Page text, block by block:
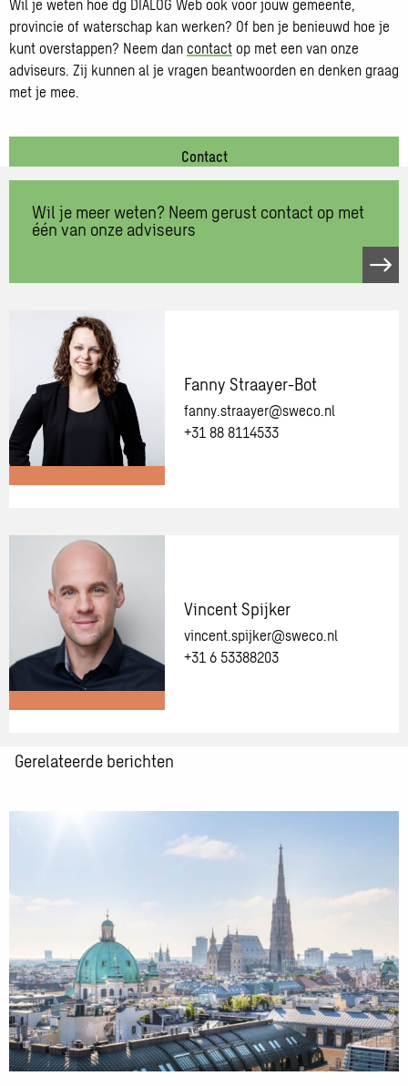
Wil je weten hoe dg DIALOG Web ook voor jouw gemeente,
provincie of waterschap kan werken? Of ben je benieuwd hoe je
kunt overstappen? Neem dan contact op met een van onze
adviseurs. Zij kunnen al je vragen beantwoorden en denken graag
met je mee.
Contact
Wil je meer weten? Neem gerust contact op met
één van onze adviseurs
van
onze
adviseurs
informatie
Straayer-
Fanny Straayer-Bot
fanny.straayer@sweco.nl
+31 88 8114533
informatie
Vincent
Vincent Spijker
vincent.spijker@sweco.nl
+31 6 53388203
Gerelateerde berichten
Sweco:
dg
DIALOG
wordt
het